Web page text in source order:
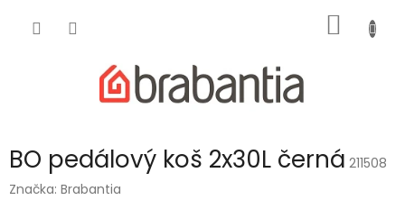
KOŠÍK
BO pedálový koš 2x30L černá 211508
Značka: Brabantia